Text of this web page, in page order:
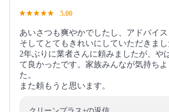
5.00
あいさつも爽やかでしたし、アドバイス
そしてとてもきれいにしていただきまし
2年ぶりに業者さんに頼みましたが、や
て良かったです。家族みんなが気持ち
た。
また頼もうと思います。